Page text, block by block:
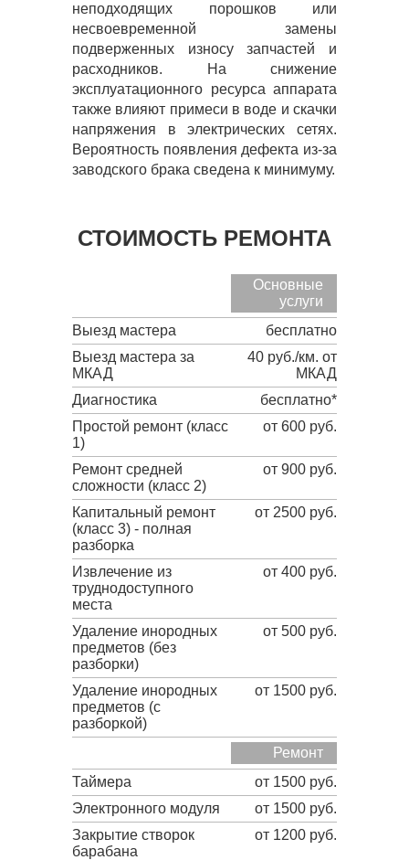
неподходящих порошков или
несвоевременной замены
подверженных износу запчастей и
расходников. На снижение
эксплуатационного ресурса аппарата
также влияют примеси в воде и скачки
напряжения в электрических сетях.
Вероятность появления дефекта из-за
заводского брака сведена к минимуму.
СТОИМОСТЬ РЕМОНТА
Основные
услуги
Выезд мастера
бесплатно
Выезд мастера за
МКАД
40 руб./км. от
МКАД
Диагностика
бесплатно*
Простой ремонт (класс
1)
от 600 руб.
Ремонт средней
сложности (класс 2)
от 900 руб.
Капитальный ремонт
(класс 3) - полная
разборка
от 2500 руб.
Извлечение из
труднодоступного
места
от 400 руб.
Удаление инородных
предметов (без
разборки)
от 500 руб.
Удаление инородных
предметов (с
разборкой)
от 1500 руб.
Ремонт
Таймера
от 1500 руб.
Электронного модуля
от 1500 руб.
Закрытие створок
барабана
от 1200 руб.